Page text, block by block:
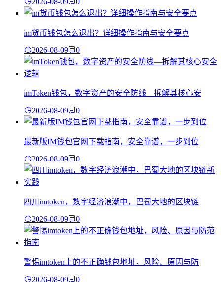
im货币钱包怎么退出？详细操作指南与安全要点
2026-08-09 0
imToken钱包，数字资产的安全防线—拆解其核心安
2026-08-09 0
最新版IM钱包官网下载指南，安全靠谱，一步到位
2026-08-09 0
四川imtoken，数字经济浪潮中，巴蜀大地的区块链
2026-08-09 0
警惕imtoken上的不正确钱包地址，风险、原因与防
2026-08-09 0